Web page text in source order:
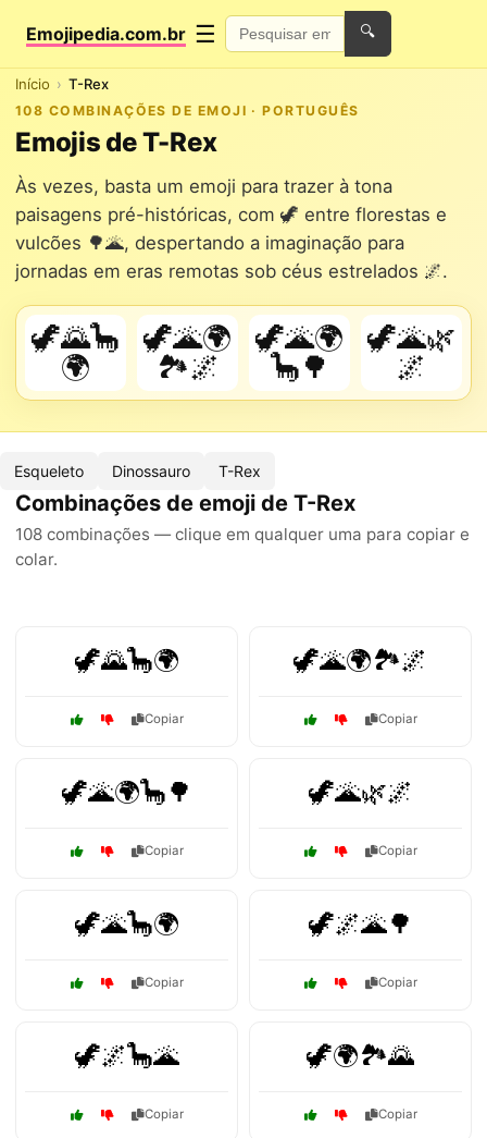
Emojipedia.com.br ☰ 🔍
Início T-Rex
108 COMBINAÇÕES DE EMOJI · PORTUGUÊS
Emojis de T-Rex
Às vezes, basta um emoji para trazer à tona
paisagens pré-históricas, com 🦖 entre florestas e
vulcões 🌳🌋, despertando a imaginação para
jornadas em eras remotas sob céus estrelados 🌌.
🦖🌄🦕
🌍
🦖🌋🌍
🏞️🌌
🦖🌋🌍
🦕🌳
🦖🌋🌿
🌌
Esqueleto Dinossauro T-Rex
Combinações de emoji de T-Rex
108 combinações — clique em qualquer uma para copiar e
colar.
🦖🌄🦕🌍
Copiar
🦖🌋🌍🏞️🌌
Copiar
🦖🌋🌍🦕🌳
Copiar
🦖🌋🌿🌌
Copiar
🦖🌋🦕🌍
Copiar
🦖🌌🌋🌳
Copiar
🦖🌌🦕🌋
Copiar
🦖🌍🏞️🌄
Copiar